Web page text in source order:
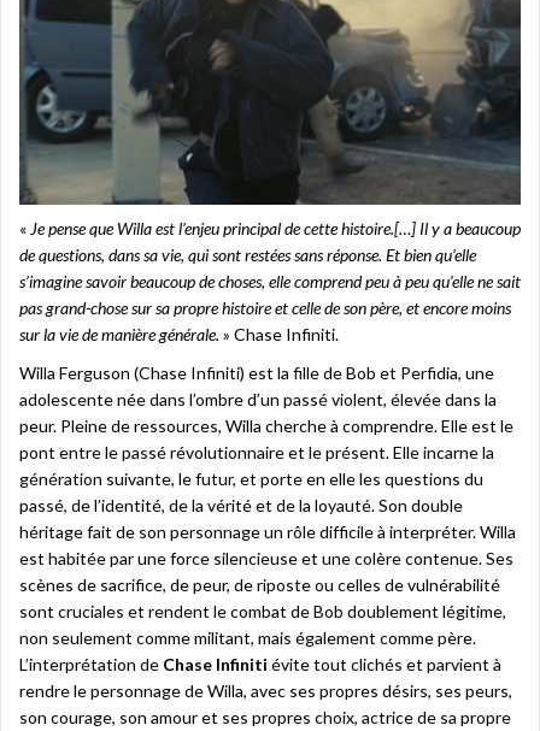
« Je pense que Willa est l’enjeu principal de cette histoire.[…] Il y a beaucoup
de questions, dans sa vie, qui sont restées sans réponse. Et bien qu’elle
s’imagine savoir beaucoup de choses, elle comprend peu à peu qu’elle ne sait
pas grand-chose sur sa propre histoire et celle de son père, et encore moins
sur la vie de manière générale. » Chase Infiniti.
Willa Ferguson (Chase Infiniti) est la fille de Bob et Perfidia, une
adolescente née dans l’ombre d’un passé violent, élevée dans la
peur. Pleine de ressources, Willa cherche à comprendre. Elle est le
pont entre le passé révolutionnaire et le présent. Elle incarne la
génération suivante, le futur, et porte en elle les questions du
passé, de l’identité, de la vérité et de la loyauté. Son double
héritage fait de son personnage un rôle difficile à interpréter. Willa
est habitée par une force silencieuse et une colère contenue. Ses
scènes de sacrifice, de peur, de riposte ou celles de vulnérabilité
sont cruciales et rendent le combat de Bob doublement légitime,
non seulement comme militant, mais également comme père.
L’interprétation de Chase Infiniti évite tout clichés et parvient à
rendre le personnage de Willa, avec ses propres désirs, ses peurs,
son courage, son amour et ses propres choix, actrice de sa propre